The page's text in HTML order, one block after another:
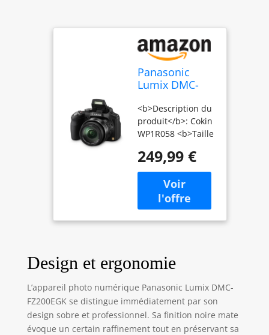
Panasonic
Lumix DMC-
Appareil photo
numérique (12
mégapixels,
zoom optique
24 fois, écran
7,6 cm Display,
Super zoom,
vidéo Full HD)
noir (Import
Europe)
<b>Description du
produit</b>: Cokin
WP1R058 <b>Taille
cm
249,99 €
Design et ergonomie
L’appareil photo numérique Panasonic Lumix DMC-
FZ200EGK se distingue immédiatement par son
design sobre et professionnel. Sa finition noire mate
évoque un certain raffinement tout en préservant sa